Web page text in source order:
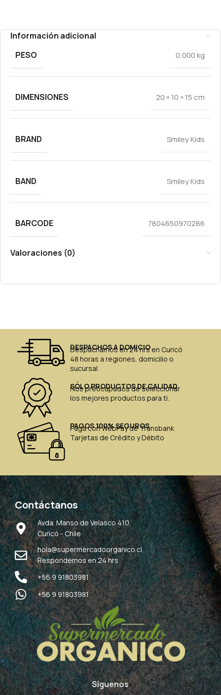
Información adicional
PESO
0,000 kg
DIMENSIONES 20 × 10 × 15 cm
BRAND Smiley Kids
BAND Smiley Kids
BARCODE 7804650970286
Valoraciones (0)
DESPACHOS A DOMICIO
Despachamos en 24 hrs en Curicó
48 horas a regiones, domicilio o
sucursal
SÓLO PRODUCTOS DE CALIDAD
Nos preocupados de seleccionar
los mejores productos para ti.
PAGOS 100% SEGUROS
Paga con WebPay de Transbank
Tarjetas de Crédito y Débito
Contáctanos
Avda. Manso de Velasco 410,
Curicó - Chile
hola@supermercadoorganico.cl
Respondemos en 24 hrs
+56 9 91803981
+56 9 91803981
Síguenos